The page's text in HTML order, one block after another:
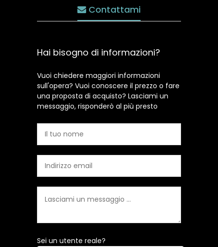
Contattami
Hai bisogno di informazioni?
Vuoi chiedere maggiori informazioni
sull'opera? Vuoi conoscere il prezzo o fare
una proposta di acquisto? Lasciami un
messaggio, risponderò al più presto
Sei un utente reale?